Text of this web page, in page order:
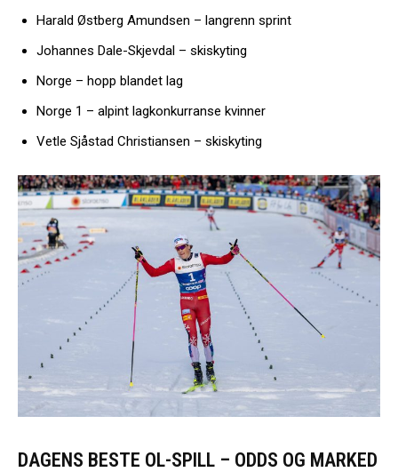
Harald Østberg Amundsen – langrenn sprint
Johannes Dale-Skjevdal – skiskyting
Norge – hopp blandet lag
Norge 1 – alpint lagkonkurranse kvinner
Vetle Sjåstad Christiansen – skiskyting
DAGENS BESTE OL-SPILL – ODDS OG MARKED